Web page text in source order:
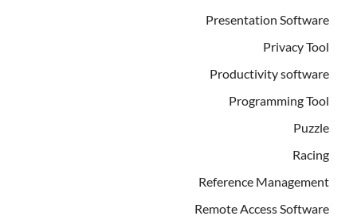
Presentation Software
Privacy Tool
Productivity software
Programming Tool
Puzzle
Racing
Reference Management
Remote Access Software